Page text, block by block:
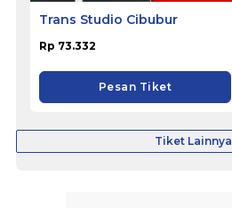
Trans Studio Cibubur
Rp 73.332
Pesan Tiket
Tiket Lainnya